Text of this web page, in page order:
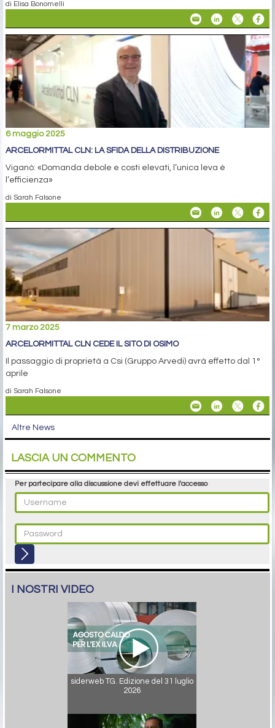
di Elisa Bonomelli
6 maggio 2025
ARCELORMITTAL CLN: LA SFIDA DELLA DISTRIBUZIONE
Viganò: «Domanda debole e costi elevati, l’unica leva è
l’efficienza»
di Sarah Falsone
7 marzo 2025
ARCELORMITTAL CLN CEDE IL SITO DI OSIMO
Il passaggio di proprietà a Csi (Gruppo Arvedi) avrà effetto dal 1°
aprile
di Sarah Falsone
Altre News
LASCIA UN COMMENTO
Per partecipare alla discussione devi effettuare l'accesso
I NOSTRI VIDEO
siderweb TG. Edizione del 31 luglio
2026